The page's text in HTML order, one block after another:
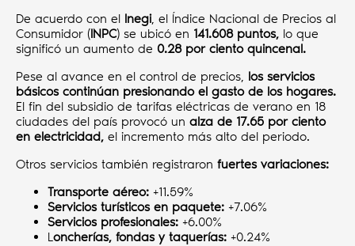
De acuerdo con el Inegi, el Índice Nacional de Precios al
Consumidor (INPC) se ubicó en 141.608 puntos, lo que
significó un aumento de 0.28 por ciento quincenal.
Pese al avance en el control de precios, los servicios
básicos continúan presionando el gasto de los hogares.
El fin del subsidio de tarifas eléctricas de verano en 18
ciudades del país provocó un alza de 17.65 por ciento
en electricidad, el incremento más alto del periodo.
Otros servicios también registraron fuertes variaciones:
Transporte aéreo: +11.59%
Servicios turísticos en paquete: +7.06%
Servicios profesionales: +6.00%
Loncherías, fondas y taquerías: +0.24%